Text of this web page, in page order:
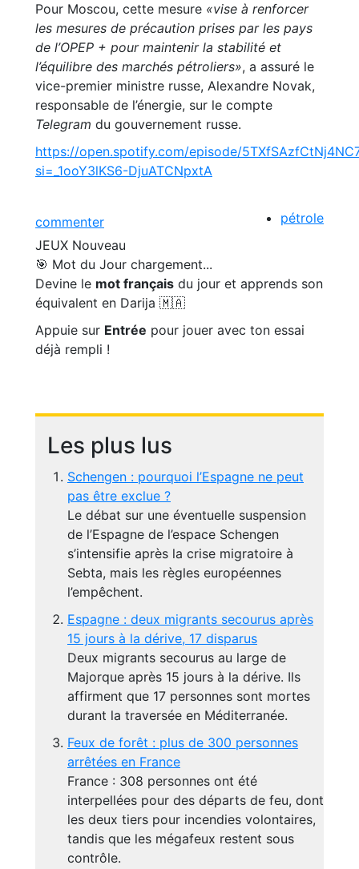
Pour Moscou, cette mesure «vise à renforcer
les mesures de précaution prises par les pays
de l’OPEP + pour maintenir la stabilité et
l’équilibre des marchés pétroliers», a assuré le
vice-premier ministre russe, Alexandre Novak,
responsable de l’énergie, sur le compte
Telegram du gouvernement russe.
https://open.spotify.com/episode/
si=_1ooY3lKS6-DjuATCNpxtA
commenter
pétrole
JEUX Nouveau
🎯 Mot du Jour chargement...
Devine le mot français du jour et apprends son
équivalent en Darija 🇲🇦
Appuie sur Entrée pour jouer avec ton essai
déjà rempli !
Les plus lus
Schengen : pourquoi l’Espagne ne peut
pas être exclue ?
Le débat sur une éventuelle suspension
de l’Espagne de l’espace Schengen
s’intensifie après la crise migratoire à
Sebta, mais les règles européennes
l’empêchent.
Espagne : deux migrants secourus après
15 jours à la dérive, 17 disparus
Deux migrants secourus au large de
Majorque après 15 jours à la dérive. Ils
affirment que 17 personnes sont mortes
durant la traversée en Méditerranée.
Feux de forêt : plus de 300 personnes
arrêtées en France
France : 308 personnes ont été
interpellées pour des départs de feu, dont
les deux tiers pour incendies volontaires,
tandis que les mégafeux restent sous
contrôle.